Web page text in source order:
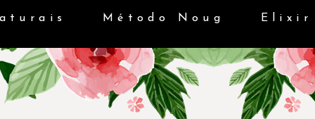
Método Noug Elixir